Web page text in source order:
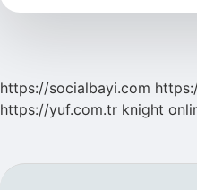
Nedir
https://socialbayi.com
https://yuf.com.tr knight